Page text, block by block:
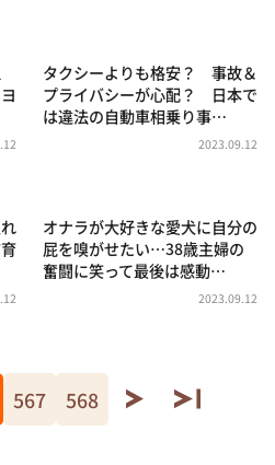
タクシーよりも格安？ 事故＆
プライバシーが心配？ 日本で
は違法の自動車相乗り事…
2023.09.12
オナラが大好きな愛犬に自分の
屁を嗅がせたい…38歳主婦の
奮闘に笑って最後は感動…
2023.09.12
567 568